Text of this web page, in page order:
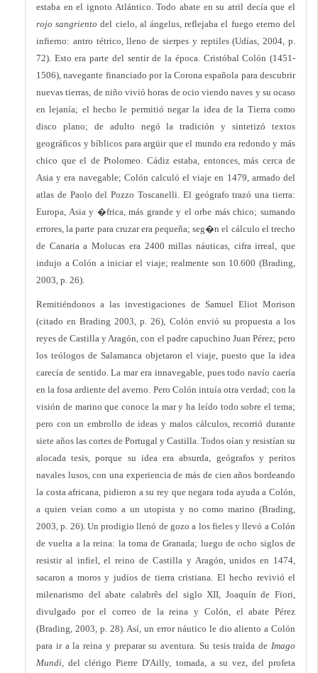
estaba en el ignoto Atlántico. Todo abate en su atril decía que el
rojo sangrientodel cielo, al ángelus, reflejaba el fuego eterno del
infierno: antro tétrico, lleno de sierpes y reptiles (Udías, 2004, p.
72). Esto era parte del sentir de la época. Cristóbal Colón (1451-
1506), navegante financiado por la Corona española para descubrir
nuevas tierras, de niño vivió horas de ocio viendo naves y su ocaso
en lejanía; el hecho le permitió negar la idea de la Tierra como
disco plano; de adulto negó la tradición y sintetizó textos
geográficos y bíblicos para argüir que el mundo era redondo y más
chico que el de Ptolomeo. Cádiz estaba, entonces, más cerca de
Asia y era navegable; Colón calculó el viaje en 1479, armado del
atlas de Paolo del Pozzo Toscanelli. El geógrafo trazó una tierra:
Europa, Asia y �frica, más grande y el orbe más chico; sumando
errores, la parte para cruzar era pequeña; seg�n el cálculo el trecho
de Canaria a Molucas era 2400 millas náuticas, cifra irreal, que
indujo a Colón a iniciar el viaje; realmente son 10.600 (Brading,
2003, p. 26).
Remitiéndonos a las investigaciones de Samuel Eliot Morison
(citado en Brading 2003, p. 26), Colón envió su propuesta a los
reyes de Castilla y Aragón, con el padre capuchino Juan Pérez; pero
los teólogos de Salamanca objetaron el viaje, puesto que la idea
carecía de sentido. La mar era innavegable, pues todo navío caería
en la fosa ardiente del averno. Pero Colón intuía otra verdad; con la
visión de marino que conoce la mar y ha leído todo sobre el tema;
pero con un embrollo de ideas y malos cálculos, recorrió durante
siete años las cortes de Portugal y Castilla. Todos oían y resistían su
alocada tesis, porque su idea era absurda, geógrafos y peritos
navales lusos, con una experiencia de más de cien años bordeando
la costa africana, pidieron a su rey que negara toda ayuda a Colón,
a quien veían como a un utopista y no como marino (Brading,
2003, p. 26). Un prodigio llenó de gozo a los fieles y llevó a Colón
de vuelta a la reina: la toma de Granada; luego de ocho siglos de
resistir al infiel, el reino de Castilla y Aragón, unidos en 1474,
sacaron a moros y judíos de tierra cristiana. El hecho revivió el
milenarismo del abate calabrês del siglo XII, Joaquín de Fiori,
divulgado por el correo de la reina y Colón, el abate Pérez
(Brading, 2003, p. 28). Así, un error náutico le dio aliento a Colón
para ir a la reina y preparar su aventura. Su tesis traída de Imago
Mundi,del clérigo Pierre D'Ailly, tomada, a su vez, del profeta